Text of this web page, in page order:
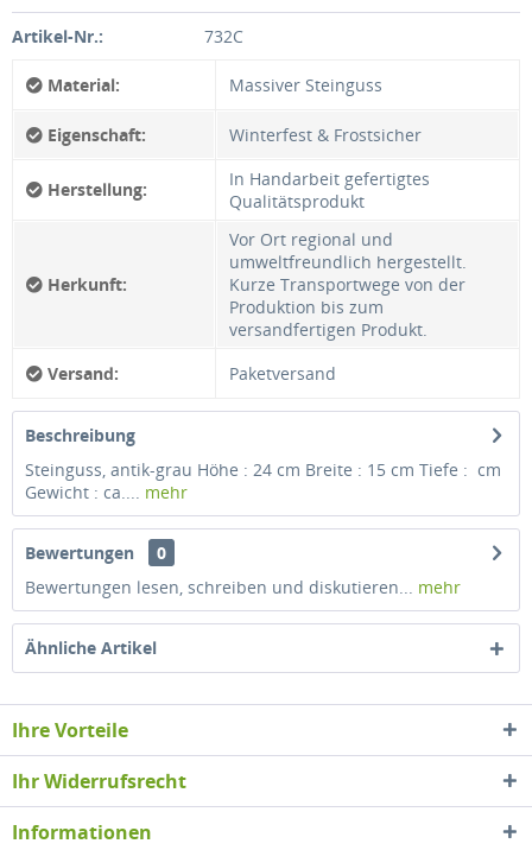
Artikel-Nr.: 732C
Material: Massiver Steinguss
Eigenschaft: Winterfest & Frostsicher
Herstellung:
In Handarbeit gefertigtes
Qualitätsprodukt
Herkunft:
Vor Ort regional und
umweltfreundlich hergestellt.
Kurze Transportwege von der
Produktion bis zum
versandfertigen Produkt.
Versand:
Paketversand
Beschreibung
Steinguss, antik-grau Höhe : 24 cm Breite : 15 cm Tiefe : cm
Gewicht : ca.... mehr
Bewertungen
0
Bewertungen lesen, schreiben und diskutieren... mehr
Ähnliche Artikel
Ihre Vorteile
Ihr Widerrufsrecht
Informationen